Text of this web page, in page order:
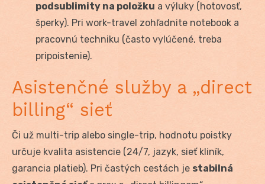
podsublimity na položku a výluky (hotovosť,
šperky). Pri work-travel zohľadnite notebook a
pracovnú techniku (často vylúčené, treba
pripoistenie).
Asistenčné služby a „direct
billing“ sieť
Či už multi-trip alebo single-trip, hodnotu poistky
určuje kvalita asistencie (24/7, jazyk, sieť kliník,
garancia platieb). Pri častých cestách je stabilná